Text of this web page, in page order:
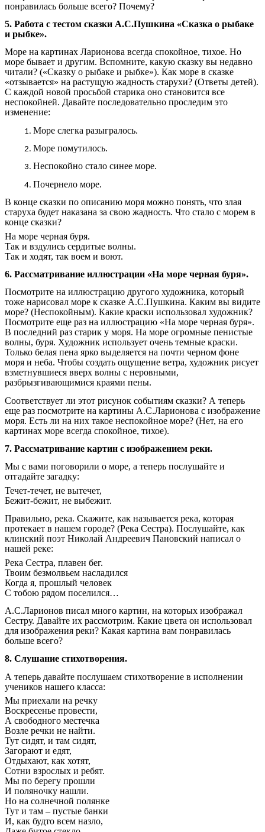
понравилась больше всего? Почему?
5. Работа с тестом сказки А.С.Пушкина «Сказка о рыбаке
и рыбке».
Море на картинах Ларионова всегда спокойное, тихое. Но
море бывает и другим. Вспомните, какую сказку вы недавно
читали? («Сказку о рыбаке и рыбке»). Как море в сказке
«отзывается» на растущую жадность старухи? (Ответы детей).
С каждой новой просьбой старика оно становится все
неспокойней. Давайте последовательно проследим это
изменение:
Море слегка разыгралось.
Море помутилось.
Неспокойно стало синее море.
Почернело море.
В конце сказки по описанию моря можно понять, что злая
старуха будет наказана за свою жадность. Что стало с морем в
конце сказки?
На море черная буря.
Так и вздулись сердитые волны.
Так и ходят, так воем и воют.
6. Рассматривание иллюстрации «На море черная буря».
Посмотрите на иллюстрацию другого художника, который
тоже нарисовал море к сказке А.С.Пушкина. Каким вы видите
море? (Неспокойным). Какие краски использовал художник?
Посмотрите еще раз на иллюстрацию «На море черная буря».
В последний раз старик у моря. На море огромные пенистые
волны, буря. Художник использует очень темные краски.
Только белая пена ярко выделяется на почти черном фоне
моря и неба. Чтобы создать ощущение ветра, художник рисует
взметнувшиеся вверх волны с неровными,
разбрызгивающимися краями пены.
Соответствует ли этот рисунок событиям сказки? А теперь
еще раз посмотрите на картины А.С.Ларионова с изображение
моря. Есть ли на них такое неспокойное море? (Нет, на его
картинах море всегда спокойное, тихое).
7. Рассматривание картин с изображением реки.
Мы с вами поговорили о море, а теперь послушайте и
отгадайте загадку:
Течет-течет, не вытечет,
Бежит-бежит, не выбежит.
Правильно, река. Скажите, как называется река, которая
протекает в нашем городе? (Река Сестра). Послушайте, как
клинский поэт Николай Андреевич Пановский написал о
нашей реке:
Река Сестра, плавен бег.
Твоим безмолвьем насладился
Когда я, прошлый человек
С тобою рядом поселился…
А.С.Ларионов писал много картин, на которых изображал
Сестру. Давайте их рассмотрим. Какие цвета он использовал
для изображения реки? Какая картина вам понравилась
больше всего?
8. Слушание стихотворения.
А теперь давайте послушаем стихотворение в исполнении
учеников нашего класса:
Мы приехали на речку
Воскресенье провести,
А свободного местечка
Возле речки не найти.
Тут сидят, и там сидят,
Загорают и едят,
Отдыхают, как хотят,
Сотни взрослых и ребят.
Мы по берегу прошли
И поляночку нашли.
Но на солнечной полянке
Тут и там – пустые банки
И, как будто всем назло,